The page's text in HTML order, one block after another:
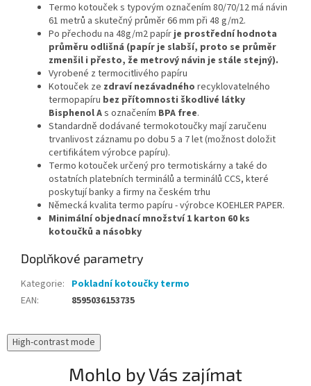
Termo kotouček s typovým označením 80/70/12 má návin
61 metrů a skutečný průměr 66 mm při 48 g/m2.
Po přechodu na 48g/m2 papírje prostřední hodnota
průměru odlišná (papír je slabší, proto se průměr
zmenšil i přesto, že metrový návin je stále stejný).
Vyrobené z termocitlivého papíru
Kotouček ze zdraví nezávadného recyklovatelného
termopapíru bez přítomnosti škodlivé látky
Bisphenol As označením BPA free.
Standardně dodávané termokotoučky mají zaručenu
trvanlivost záznamu po dobu 5 a 7 let (možnost doložit
certifikátem výrobce papíru).
Termo kotouček určený pro termotiskárny a také do
ostatních platebních terminálů a terminálů CCS, které
poskytují banky a firmy na českém trhu
Německá kvalita termo papíru - výrobce KOEHLER PAPER.
Minimální objednací množství 1 karton 60 ks
kotoučků a násobky
Doplňkové parametry
Kategorie: Pokladní kotoučky termo
EAN: 8595036153735
High-contrast mode
Mohlo by Vás zajímat